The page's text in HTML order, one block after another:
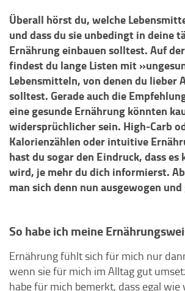
Überall hörst du, welche
und dass du sie unbedingt in deine
Ernährung einbauen solltest. Auf
findest du lange Listen mit
Lebensmitteln, von denen du lieber
solltest. Gerade auch die
eine gesunde Ernährung könnten
widersprüchlicher sein. High-Carb
Kalorienzählen oder intuitive
hast du sogar den Eindruck, dass
wird, je mehr du dich informierst.
man sich denn nun ausgewogen und
So habe ich meine
Ernährung fühlt sich für mich nur
wenn sie für mich im Alltag gut
habe für mich bemerkt, dass egal wie